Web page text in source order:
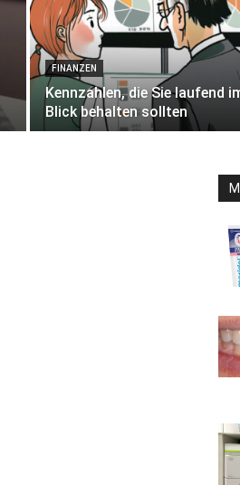
FINANZEN
Kennzahlen, die Sie laufend
Blick behalten sollten